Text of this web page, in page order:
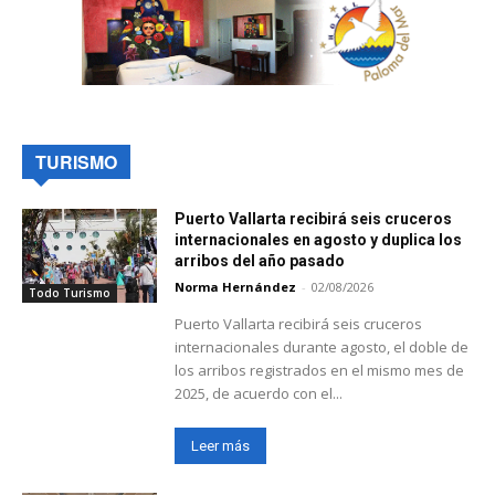
TURISMO
Todo Turismo
Puerto Vallarta recibirá seis cruceros
internacionales en agosto y duplica los
arribos del año pasado
Norma Hernández - 02/08/2026
Puerto Vallarta recibirá seis cruceros
internacionales durante agosto, el doble de
los arribos registrados en el mismo mes de
2025, de acuerdo con el...
Leer más